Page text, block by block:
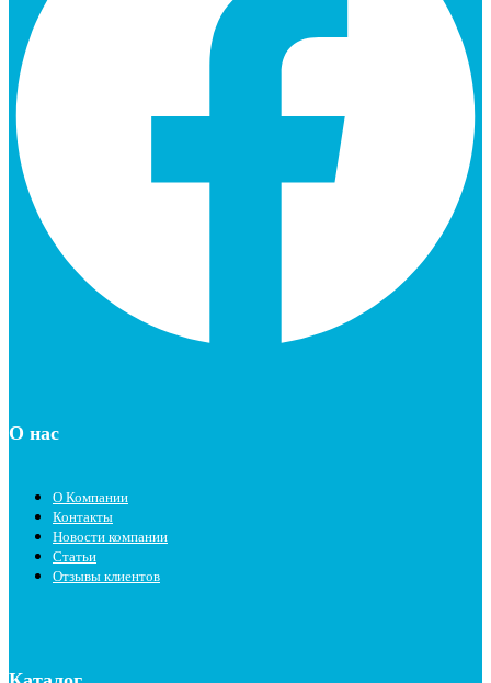
О нас
О Компании
Контакты
Новости компании
Статьи
Отзывы клиентов